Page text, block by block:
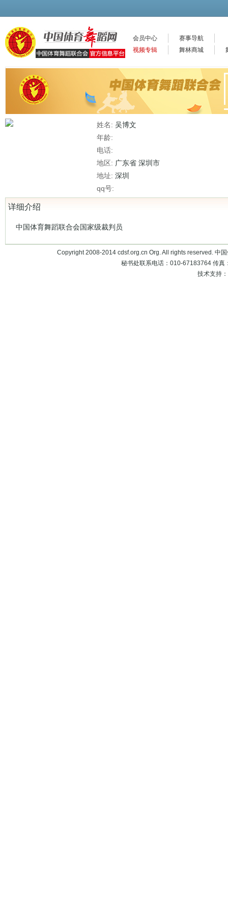
会员中心
赛事导航
视频专辑
舞林商城
姓名: 吴博文
年龄:
电话:
地区: 广东省 深圳市
地址: 深圳
qq号:
详细介绍
中国体育舞蹈联合会国家级裁判员
Copyright 2008-2014 cdsf.org.cn Org. All rights reserved. 中
秘书处联系电话：010-67183764 传
技术支持